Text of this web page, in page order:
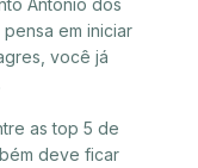
em iniciar
você já
as top 5 de
deve ficar